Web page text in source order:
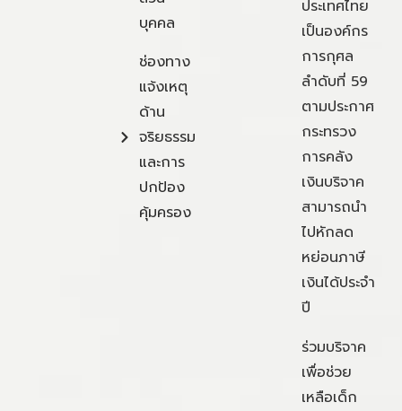
บุคคล
ช่องทาง
แจ้งเหตุ
ด้าน
จริยธรรม
และการ
ปกป้อง
คุ้มครอง
ประเทศไทย
เป็นองค์กร
การกุศล
ลำดับที่ 59
ตามประกาศ
กระทรวง
การคลัง
เงินบริจาค
สามารถนำ
ไปหักลด
หย่อนภาษี
เงินได้ประจำ
ปี
ร่วมบริจาค
เพื่อช่วย
เหลือเด็ก